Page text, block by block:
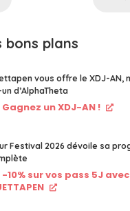
bons plans
vous offre le XDJ-AN,
d’AlphaTheta
Gagnez un XDJ-AN !
Festival 2026 dévoile sa
-10% sur vos pass 5J